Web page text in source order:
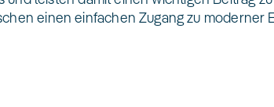
einen einfachen Zugang zu moderner